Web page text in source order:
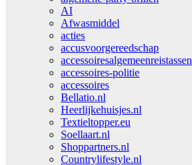
AI
Afwasmiddel
acties
accusvoorgereedschap
accessoiresalgemeenreistassen
accessoires-politie
accessoires
Bellatio.nl
Heerlijkehuisjes.nl
Textieltopper.eu
Soellaart.nl
Shoppartners.nl
Countrylifestyle.nl